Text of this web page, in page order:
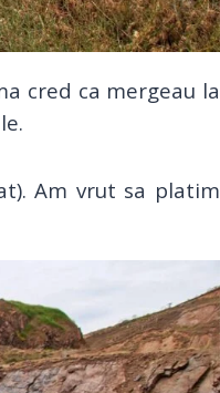
cred ca mergeau la
Am vrut sa platim